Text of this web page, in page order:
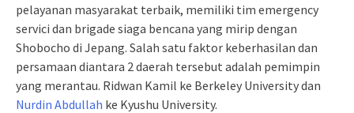
pelayanan masyarakat terbaik, memiliki tim emergency
servici dan brigade siaga bencana yang mirip dengan
Shobocho di Jepang. Salah satu faktor keberhasilan dan
persamaan diantara 2 daerah tersebut adalah pemimpin
yang merantau. Ridwan Kamil ke Berkeley University dan
Nurdin Abdullah ke Kyushu University.